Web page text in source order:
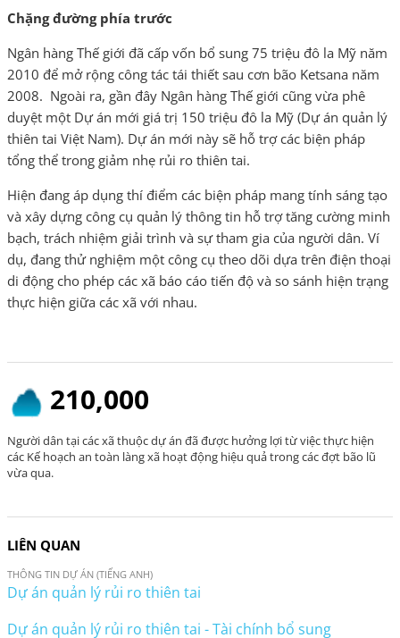
Chặng đường phía trước
Ngân hàng Thế giới đã cấp vốn bổ sung 75 triệu đô la Mỹ năm
2010 để mở rộng công tác tái thiết sau cơn bão Ketsana năm
2008. Ngoài ra, gần đây Ngân hàng Thế giới cũng vừa phê
duyệt một Dự án mới giá trị 150 triệu đô la Mỹ (Dự án quản lý
thiên tai Việt Nam). Dự án mới này sẽ hỗ trợ các biện pháp
tổng thể trong giảm nhẹ rủi ro thiên tai.
Hiện đang áp dụng thí điểm các biện pháp mang tính sáng tạo
và xây dựng công cụ quản lý thông tin hỗ trợ tăng cường minh
bạch, trách nhiệm giải trình và sự tham gia của người dân. Ví
dụ, đang thử nghiệm một công cụ theo dõi dựa trên điện thoại
di động cho phép các xã báo cáo tiến độ và so sánh hiện trạng
thực hiện giữa các xã với nhau.
210,000
Người dân tại các xã thuộc dự án đã được hưởng lợi từ việc thực hiện
các Kế hoạch an toàn làng xã hoạt động hiệu quả trong các đợt bão lũ
vừa qua.
LIÊN QUAN
THÔNG TIN DỰ ÁN (TIẾNG ANH)
Dự án quản lý rủi ro thiên tai
Dự án quản lý rủi ro thiên tai - Tài chính bổ sung